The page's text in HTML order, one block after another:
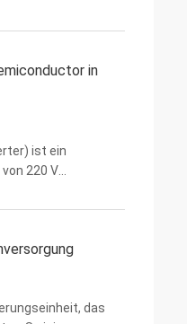
in
ist ein
220 V
das